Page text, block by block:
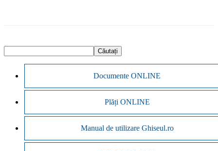
Documente ONLINE
Plăți ONLINE
Manual de utilizare Ghiseul.ro